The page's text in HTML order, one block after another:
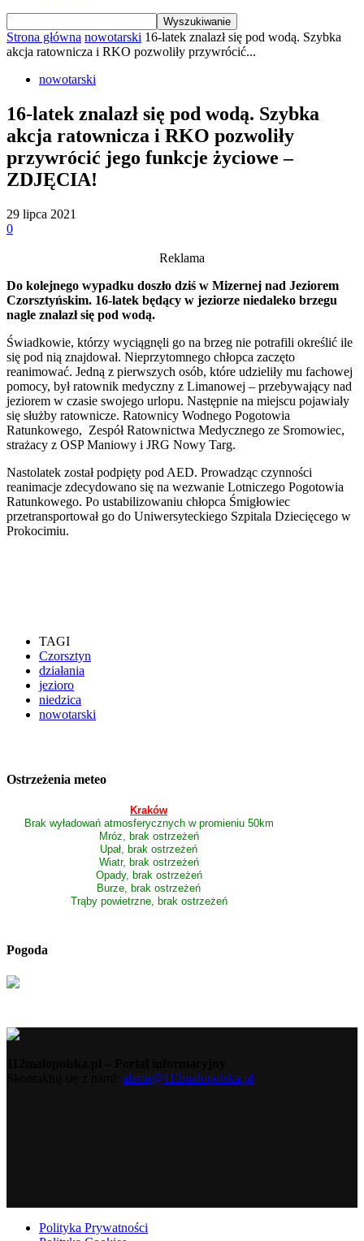
Strona główna nowotarski 16-latek znalazł się pod wodą. Szybka
akcja ratownicza i RKO pozwoliły przywrócić...
nowotarski
16-latek znalazł się pod wodą. Szybka
akcja ratownicza i RKO pozwoliły
przywrócić jego funkcje życiowe –
ZDJĘCIA!
29 lipca 2021
0
Reklama
Do kolejnego wypadku doszło dziś w Mizernej nad Jeziorem
Czorsztyńskim. 16-latek będący w jeziorze niedaleko brzegu
nagle znalazł się pod wodą.
Świadkowie, którzy wyciągnęli go na brzeg nie potrafili określić ile
się pod nią znajdował. Nieprzytomnego chłopca zaczęto
reanimować. Jedną z pierwszych osób, które udzieliły mu fachowej
pomocy, był ratownik medyczny z Limanowej – przebywający nad
jeziorem w czasie swojego urlopu. Następnie na miejscu pojawiały
się służby ratownicze. Ratownicy Wodnego Pogotowia
Ratunkowego, Zespół Ratownictwa Medycznego ze Sromowiec,
strażacy z OSP Maniowy i JRG Nowy Targ.
Nastolatek został podpięty pod AED. Prowadząc czynności
reanimacje zdecydowano się na wezwanie Lotniczego Pogotowia
Ratunkowego. Po ustabilizowaniu chłopca Śmigłowiec
przetransportował go do Uniwersyteckiego Szpitala Dziecięcego w
Prokocimiu.
TAGI
Czorsztyn
działania
jezioro
niedzica
nowotarski
Ostrzeżenia meteo
Kraków
Brak wyładowań atmosferycznych w promieniu 50km
Mróz, brak ostrzeżeń
Upał, brak ostrzeżeń
Wiatr, brak ostrzeżeń
Opady, brak ostrzeżeń
Burze, brak ostrzeżeń
Trąby powietrzne, brak ostrzeżeń
Pogoda
alarm@112malopolska.pl
Polityka Prywatności